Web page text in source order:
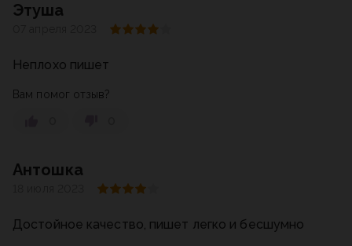
Этуша
Неплохо пишет
Вам помог отзыв?
Антошка
Достойное качество, пишет легко и бесшумно